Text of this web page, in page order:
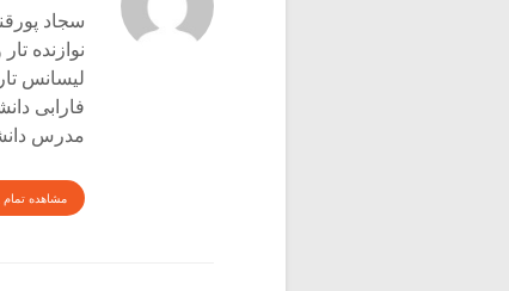
سجاد پورقناد
نوازنده
لیسانس
فارابی
مدرس
مشاهده